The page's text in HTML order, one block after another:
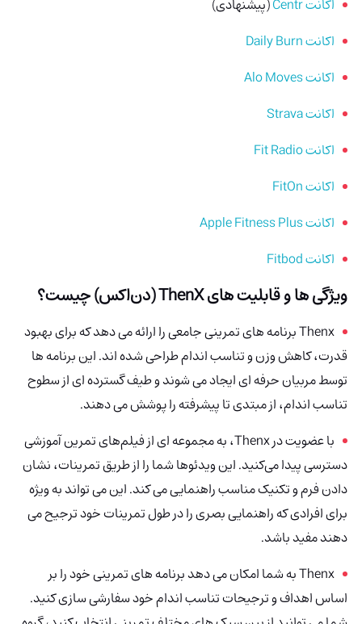
اکانت Daily Burn
اکانت Alo Moves
اکانت Strava
اکانت Fit Radio
اکانت FitOn
اکانت Apple Fitness Plus
اکانت Fitbod
ویژگی ها و قابلیت هایThenX (دن‌اکس) چیست؟
Thenx برنامه های تمرینی جامعی را ارائه می دهد که برای بهبود
قدرت، کاهش وزن و تناسب اندام طراحی شده اند. این برنامه ها
توسط مربیان حرفه ای ایجاد می شوند و طیف گسترده ای از سطوح
تناسب اندام، از مبتدی تا پیشرفته را پوشش می دهند.
با عضویت در Thenx، به مجموعه ای از فیلم‌های تمرین آموزشی
دسترسی پیدا می‌کنید. این ویدئوها شما را از طریق تمرینات، نشان
دادن فرم و تکنیک مناسب راهنمایی می کند. این می تواند به ویژه
برای افرادی که راهنمایی بصری را در طول تمرینات خود ترجیح می
دهند مفید باشد.
Thenxبه شما امکان می دهد برنامه های تمرینی خود را بر
اساس اهداف و ترجیحات تناسب اندام خود سفارشی سازی کنید.